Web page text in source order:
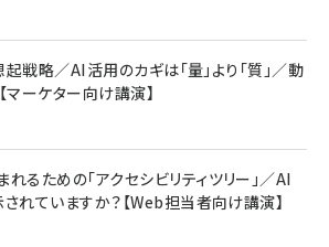
戦略／AI活用のカギは「量」より「質」／動
ーケター向け講演】
るための「アクセシビリティツリー」／AI
れていますか？【Web担当者向け講演】